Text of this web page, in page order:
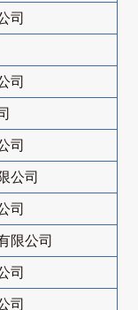
司
司
司
公司
司
限公司
司
司